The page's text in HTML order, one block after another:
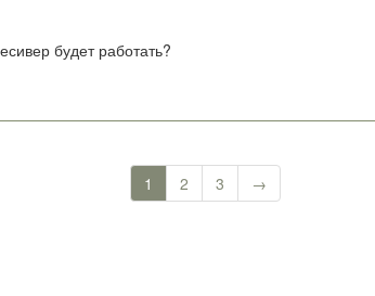
будет работать?
1 2 3 →